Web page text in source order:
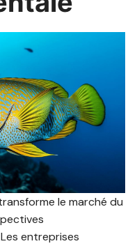
le marché du
entreprises